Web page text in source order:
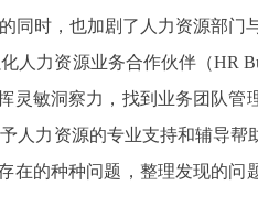
同时，也加剧了人力资源部门
力资源业务合作伙伴（HR
灵敏洞察力，找到业务团队管
人力资源的专业支持和辅导帮
在的种种问题，整理发现的问